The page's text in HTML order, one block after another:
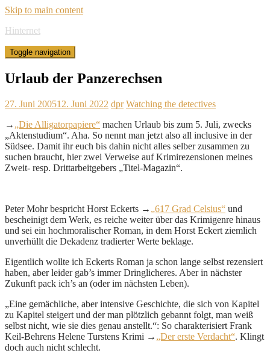
Skip to main content
Hinternet
Toggle navigation
Urlaub der Panzerechsen
27. Juni 200512. Juni 2022 dpr Watching the detectives
→ „Die Alligatorpapiere“ machen Urlaub bis zum 5. Juli, zwecks
„Aktenstudium“. Aha. So nennt man jetzt also all inclusive in der
Südsee. Damit ihr euch bis dahin nicht alles selber zusammen zu
suchen braucht, hier zwei Verweise auf Krimirezensionen meines
Zweit- resp. Drittarbeitgebers „Titel-Magazin“.
Peter Mohr bespricht Horst Eckerts → „617 Grad Celsius“ und
bescheinigt dem Werk, es reiche weiter über das Krimigenre hinaus
und sei ein hochmoralischer Roman, in dem Horst Eckert ziemlich
unverhüllt die Dekadenz tradierter Werte beklage.
Eigentlich wollte ich Eckerts Roman ja schon lange selbst rezensiert
haben, aber leider gab’s immer Dringlicheres. Aber in nächster
Zukunft pack ich’s an (oder im nächsten Leben).
„Eine gemächliche, aber intensive Geschichte, die sich von Kapitel
zu Kapitel steigert und der man plötzlich gebannt folgt, man weiß
selbst nicht, wie sie dies genau anstellt.“: So charakterisiert Frank
Keil-Behrens Helene Turstens Krimi → „Der erste Verdacht“. Klingt
doch auch nicht schlecht.